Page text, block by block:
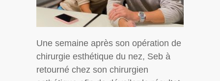
Une semaine après son opération de
chirurgie esthétique du nez, Seb à
retourné chez son chirurgien